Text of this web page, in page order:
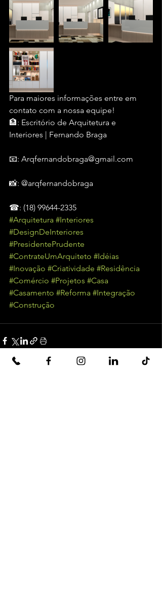
Para maiores informações entre em
contato com a nossa equipe!
🏦: Escritório de Arquitetura e
Interiores | Fernando Braga
📧: Arqfernandobraga@gmail.com
📸: @arqfernandobraga
☎: (18) 99644-2335
#Arquitetura #Interiores
#DesignDeInteriores
#PresidentePrudente
#ContrateUmArquiteto #Idéias
#Inovação #Criatividade #Residência
#Comércio #Projetos #Casa
#Casamento #Reforma #Integração
#Construção